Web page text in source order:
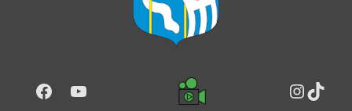
Facebook
YouTube